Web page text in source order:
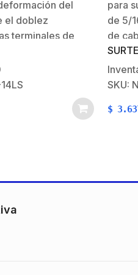
del
el doblez
terminales de
en
galvanizado
ovalado que
de cable
para
de 5/
de
5/16′
15.0
SKU:
$